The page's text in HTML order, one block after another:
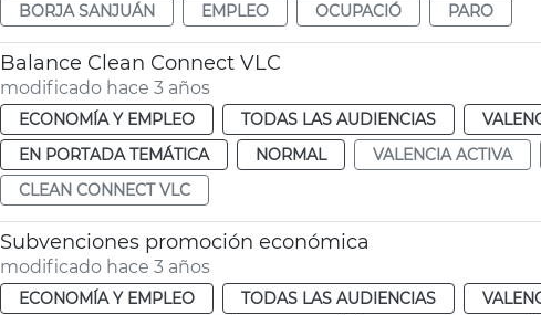
BORJA SANJUÁN
EMPLEO OCUPACIÓ PARO
Balance Clean Connect VLC
modificado hace 3 años
ECONOMÍA Y EMPLEO TODAS LAS AUDIENCIAS
EN PORTADA TEMÁTICA
NORMAL VALENCIA ACTIVA
CLEAN CONNECT VLC
Subvenciones promoción económica
modificado hace 3 años
ECONOMÍA Y EMPLEO TODAS LAS AUDIENCIAS